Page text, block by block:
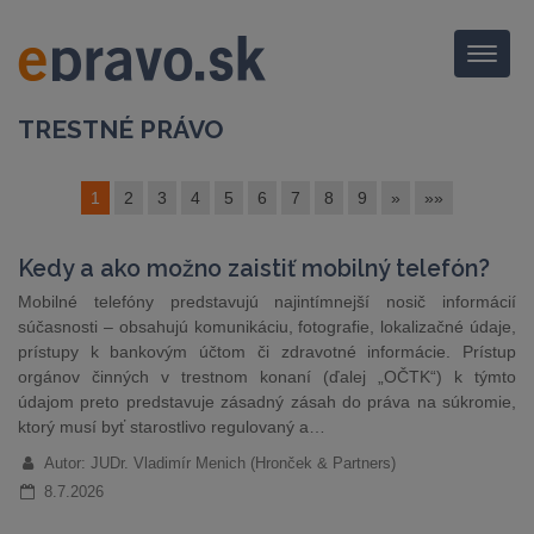
Menu
TRESTNÉ PRÁVO
1 2 3 4 5 6 7 8 9 » »»
Kedy a ako možno zaistiť mobilný telefón?
Mobilné telefóny predstavujú najintímnejší nosič informácií
súčasnosti – obsahujú komunikáciu, fotografie, lokalizačné údaje,
prístupy k bankovým účtom či zdravotné informácie. Prístup
orgánov činných v trestnom konaní (ďalej „OČTK“) k týmto
údajom preto predstavuje zásadný zásah do práva na súkromie,
ktorý musí byť starostlivo regulovaný a…
Autor: JUDr. Vladimír Menich (Hronček & Partners)
8.7.2026